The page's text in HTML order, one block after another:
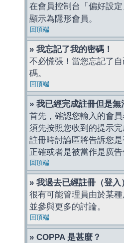
在會員控制台「偏好設
顯示為隱形會員。
回頂端
» 我忘記了我的密碼！
不必慌張！當您忘記了
碼。
回頂端
» 我已經完成註冊但是無
首先，確認您輸入的會
須先按照您收到的提示
註冊時討論區將告訴您
正確或者是被當作是廣
回頂端
» 我過去已經註冊（登入
很有可能管理員由於某
並參與更多的討論。
回頂端
» COPPA 是甚麼？